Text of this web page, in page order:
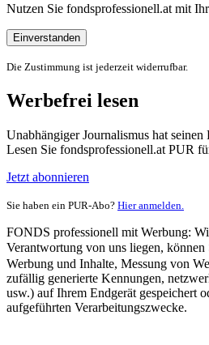
Nutzen Sie fondsprofessionell.at mit
Einverstanden
Die Zustimmung ist jederzeit widerrufbar.
Werbefrei lesen
Unabhängiger Journalismus hat seinen
Lesen Sie fondsprofessionell.at PUR
Jetzt abonnieren
Sie haben ein PUR-Abo? Hier anmelden.
FONDS professionell mit Werbung:
Verantwortung von uns liegen, können
Werbung und Inhalte, Messung von
zufällig generierte Kennungen,
usw.) auf Ihrem Endgerät gespeichert
aufgeführten Verarbeitungszwecke.